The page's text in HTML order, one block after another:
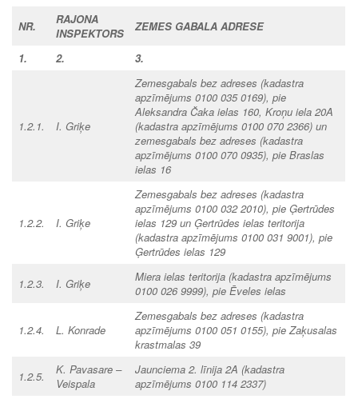
NR.
RAJONA
INSPEKTORS
ZEMES GABALA ADRESE
1. 2. 3.
1.2.1. I. Griķe
Zemesgabals bez adreses (kadastra
apzīmējums 0100 035 0169), pie
Aleksandra Čaka ielas 160, Kroņu iela 20A
(kadastra apzīmējums 0100 070 2366) un
zemesgabals bez adreses (kadastra
apzīmējums 0100 070 0935), pie Braslas
ielas 16
1.2.2. I. Griķe
Zemesgabals bez adreses (kadastra
apzīmējums 0100 032 2010), pie Ģertrūdes
ielas 129 un Ģertrūdes ielas teritorija
(kadastra apzīmējums 0100 031 9001), pie
Ģertrūdes ielas 129
1.2.3. I. Griķe Miera ielas teritorija (kadastra apzīmējums
0100 026 9999), pie Ēveles ielas
1.2.4. L. Konrade
Zemesgabals bez adreses (kadastra
apzīmējums 0100 051 0155), pie Zaķusalas
krastmalas 39
1.2.5.
K. Pavasare –
Veispala
Jaunciema 2. līnija 2A (kadastra
apzīmējums 0100 114 2337)